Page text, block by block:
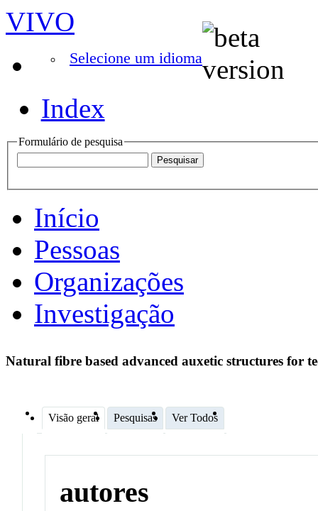
VIVO
Selecione um idioma
Index
Formulário de pesquisa
Início
Pessoas
Organizações
Investigação
Natural fibre based advanced auxetic structures for
Visão geral Pesquisas Ver Todos
autores